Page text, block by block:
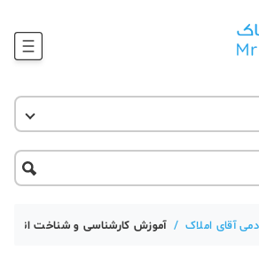
آموزش املاک
حقوقی
آکادمی
آقای املاک / آموزش کارشناسی و شناخت انواع